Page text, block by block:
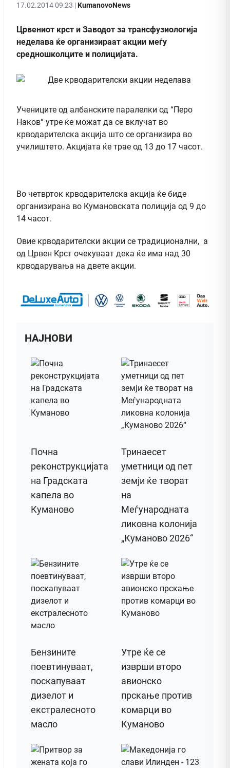
17.02.2014 09:23 |KumanovoNews
Црвениот крст и Заводот за трансфузиологија
неделава ќе организираат акции меѓу
средношколците и полицијата.
Учениците од албанските паралелки од “Перо
Наков“ утре ќе можат да се вклучат во
крводарителска акција што се организира во
училиштето. Акцијата ќе трае од 13 до 17 часот.
Во четврток крводарителска акција ќе биде
организирана во Кумановската полиција од 9 до
14 часот.
Овие крводарителски акции се традиционални, а
од Црвен Крст очекуваат дека ќе има над 30
крводарувања на двете акции.
НАЈНОВИ
Почна
реконструкцијата
на Градската
капела во
Куманово
Тринаесет
уметници од пет
земји ќе творат
на
Меѓународната
ликовна колонија
„Куманово 2026“
Бензините
поевтинуваат,
поскапуваат
дизелот и
екстралесното
масло
Утре ќе се
изврши второ
авионско
прскање против
комарци во
Куманово